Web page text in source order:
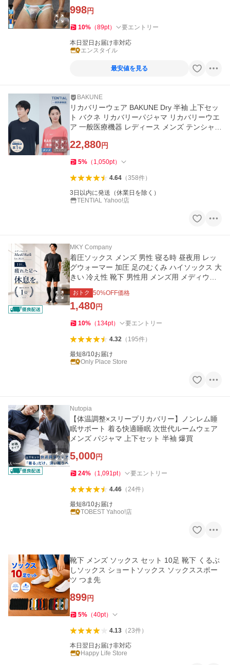
998円
10% （89pt） 要エントリー
本日翌日お届け非対応
エンスタイル
最安値を見る
BAKUNE
リカバリーウェア BAKUNE Dry 半袖 上下セッ
ト バクネ リカバリーパジャマ リカバリーウエ
ア 一般医療機器 レディース メンズ テンシャル
22,880円
5% （ 1,050pt）
4.64（358件）
3日以内に発送（休業日を除く）
TENTIAL Yahoo!店
MKY Company
着圧ソックス メンズ 男性 寝る時 昼夜用 レッ
グウォーマー 加圧 足のむくみ ハイソックス 大
きい 冷え性 靴下 男性用 メンズ用 メディウォ
ーク
おトク 50%OFF価格
1,480円
10% （ 134pt） 要エントリー
4.32（ 195件）
最短8/10お届け
Only Place Store
Nutopia
【体温調整×スリープリカバリー】ノンレム睡
眠サポート 着る快適睡眠 次世代ルームウェア
メンズ パジャマ 上下セット 半袖 爆買
5,000円
24% （ 1,091pt） 要エントリー
4.46（24件）
最短8/10お届け
TOBEST Yahoo!店
靴下 メンズ ソックス セット 10足 靴下 くるぶ
しソックス ショートソックス ソックススポー
ツ つま先
899円
5% （40pt）
4.13（23件）
本日翌日お届け非対応
Happy Life Store